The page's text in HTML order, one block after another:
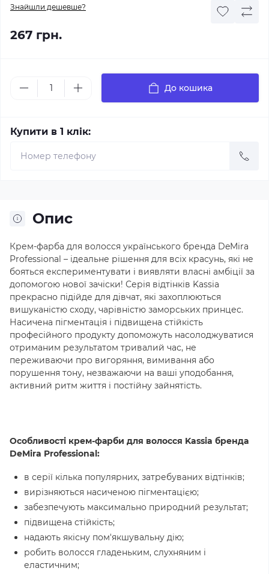
Знайшли дешевше?
267 грн.
До кошика
Купити в 1 клік:
Опис
Крем-фарба для волосся українського бренда DeMira
Professional – ідеальне рішення для всіх красунь, які не
бояться експериментувати і виявляти власні амбіції за
допомогою нової зачіски! Серія відтінків Kassia
прекрасно підійде для дівчат, які захоплюються
вишуканістю сходу, чарівністю заморських принцес.
Насичена пігментація і підвищена стійкість
професійного продукту допоможуть насолоджуватися
отриманим результатом тривалий час, не
переживаючи про вигоряння, вимивання або
порушення тону, незважаючи на ваші уподобання,
активний ритм життя і постійну зайнятість.
Особливості крем-фарби для волосся Kassia бренда
DeMira Professional:
в серії кілька популярних, затребуваних відтінків;
вирізняються насиченою пігментацією;
забезпечують максимально природний результат;
підвищена стійкість;
надають якісну пом'якшувальну дію;
робить волосся гладеньким, слухняним і
еластичним;